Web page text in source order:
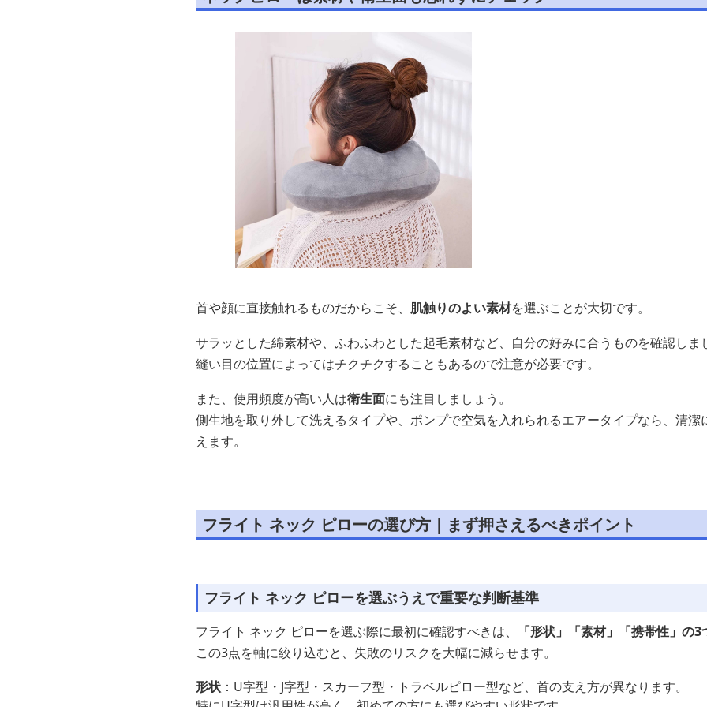
首や顔に直接触れるものだからこそ、 肌触りのよい素材を選ぶことが大切です。
サラッとした綿素材や、ふわふわとした起毛素材など、自分の好みに合うものを確認しま
縫い目の位置によってはチクチクすることもあるので注意が必要です。
また、使用頻度が高い人は衛生面にも注目しましょう。
側生地を取り外して洗えるタイプや、ポンプで空気を入れられるエアータイプなら、清
えます。
フライト ネック ピローの選び方｜まず押さえるべきポイント
フライト ネック ピローを選ぶうえで重要な判断基準
フライト ネック ピローを選ぶ際に最初に確認すべきは、
「形状」「素材」「携帯性」の3
この3点を軸に絞り込むと、失敗のリスクを大幅に減らせます。
形状 ：U字型・J字型・スカーフ型・トラベルピロー型など、首の支え方が異なります。